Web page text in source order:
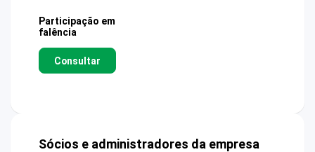
Participação em
falência
Consultar
Sócios e administradores da empresa